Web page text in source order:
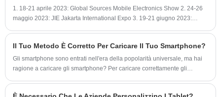
1. 18-21 aprile 2023: Global Sources Mobile Electronics Show 2. 24-26
maggio 2023: JIE Jakarta International Expo 3. 19-21 giugno 2023:
Il Tuo Metodo È Corretto Per Caricare Il Tuo Smartphone?
Gli smartphone sono entrati nell'era della popolarità universale, ma hai
ragione a caricare gli smartphone? Per caricare correttamente gli